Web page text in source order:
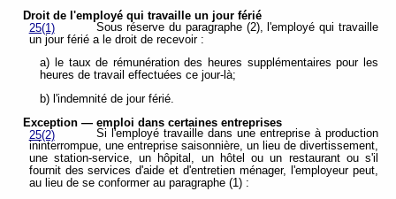
Droit de l'employé qui travaille un jour férié
25(1)
Sous réserve du paragraphe (2), l'employé qui travaille
un jour férié a le droit de recevoir :
a) le taux de rémunération des heures supplémentaires pour les
heures de travail effectuées ce jour-là;
b) l'indemnité de jour férié.
Exception — emploi dans certaines entreprises
25(2)
Si l'employé travaille dans une entreprise à production
ininterrompue, une entreprise saisonnière, un lieu de divertissement,
une station-service, un hôpital, un hôtel ou un restaurant ou s'il
fournit des services d'aide et d'entretien ménager, l'employeur peut,
au lieu de se conformer au paragraphe (1) :